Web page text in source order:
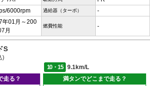
6000rpm 過給器（ターボ） -
年01月～200
月
燃費性能 -
S
)
10・15
9.1km/L
走る？
満タンでどこまで走る？